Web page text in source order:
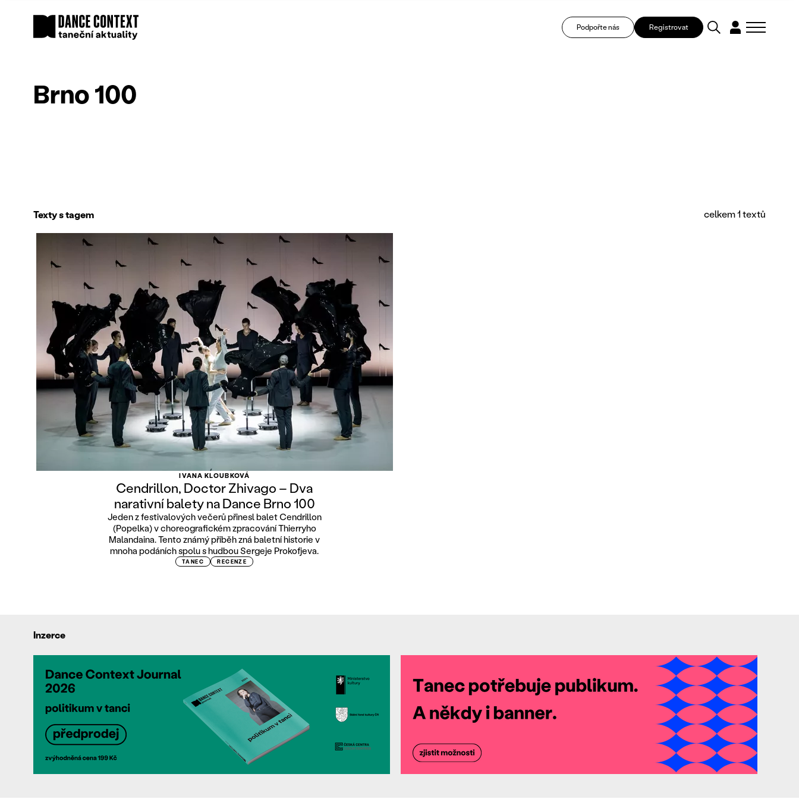
Podpořte nás Registrovat
Brno 100
Texty s tagem celkem 1 textů
IVANA KLOUBKOVÁ
Cendrillon, Doctor Zhivago – Dva
narativní balety na Dance Brno 100
Jeden z festivalových večerů přinesl balet Cendrillon
(Popelka) v choreografickém zpracování Thierryho
Malandaina. Tento známý příběh zná baletní historie v
mnoha podáních spolu s hudbou Sergeje Prokofjeva.
TANEC RECENZE
Inzerce